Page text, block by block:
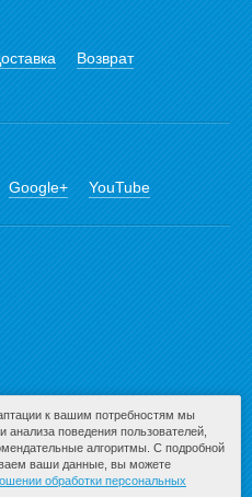
Возврат
Google+ YouTube
к вашим потребностям мы
поведения пользователей,
алгоритмы. С подробной
ваши данные, вы можете
обработки персональных